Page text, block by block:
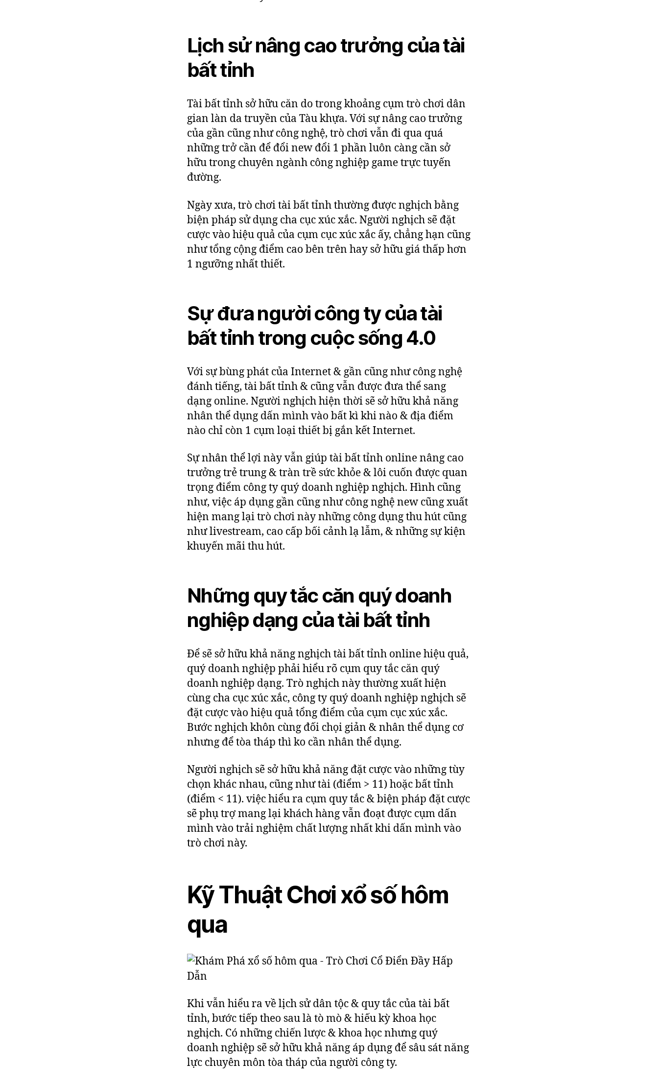
Lịch sử nâng cao trưởng của tài
bất tỉnh
Tài bất tỉnh sở hữu căn do trong khoảng cụm trò chơi dân
gian làn da truyền của Tàu khựa. Với sự nâng cao trưởng
của gần cũng như công nghệ, trò chơi vẫn đi qua quá
những trở cần để đổi new đổi 1 phần luôn càng cần sở
hữu trong chuyên ngành công nghiệp game trực tuyến
đường.
Ngày xưa, trò chơi tài bất tỉnh thường được nghịch bằng
biện pháp sử dụng cha cục xúc xắc. Người nghịch sẽ đặt
cược vào hiệu quả của cụm cục xúc xắc ấy, chẳng hạn cũng
như tổng cộng điểm cao bên trên hay sở hữu giá thấp hơn
1 ngưỡng nhất thiết.
Sự đưa người công ty của tài
bất tỉnh trong cuộc sống 4.0
Với sự bùng phát của Internet & gần cũng như công nghệ
đánh tiếng, tài bất tỉnh & cũng vẫn được đưa thể sang
dạng online. Người nghịch hiện thời sẽ sở hữu khả năng
nhân thể dụng dấn mình vào bất kì khi nào & địa điểm
nào chỉ còn 1 cụm loại thiết bị gắn kết Internet.
Sự nhân thể lợi này vẫn giúp tài bất tỉnh online nâng cao
trưởng trẻ trung & tràn trề sức khỏe & lôi cuốn được quan
trọng điểm công ty quý doanh nghiệp nghịch. Hình cũng
như, việc áp dụng gần cũng như công nghệ new cũng xuất
hiện mang lại trò chơi này những công dụng thu hút cũng
như livestream, cao cấp bối cảnh lạ lẫm, & những sự kiện
khuyến mãi thu hút.
Những quy tắc căn quý doanh
nghiệp dạng của tài bất tỉnh
Để sẽ sở hữu khả năng nghịch tài bất tỉnh online hiệu quả,
quý doanh nghiệp phải hiểu rõ cụm quy tắc căn quý
doanh nghiệp dạng. Trò nghịch này thường xuất hiện
cùng cha cục xúc xắc, công ty quý doanh nghiệp nghịch sẽ
đặt cược vào hiệu quả tổng điểm của cụm cục xúc xắc.
Bước nghịch khôn cùng đối chọi giản & nhân thể dụng cơ
nhưng để tòa tháp thì ko cần nhân thể dụng.
Người nghịch sẽ sở hữu khả năng đặt cược vào những tùy
chọn khác nhau, cũng như tài (điểm > 11) hoặc bất tỉnh
(điểm < 11). việc hiểu ra cụm quy tắc & biện pháp đặt cược
sẽ phụ trợ mang lại khách hàng vẫn đoạt được cụm dấn
mình vào trải nghiệm chất lượng nhất khi dấn mình vào
trò chơi này.
Kỹ Thuật Chơi xổ số hôm
qua
Khi vẫn hiểu ra về lịch sử dân tộc & quy tắc của tài bất
tỉnh, bước tiếp theo sau là tò mò & hiếu kỳ khoa học
nghịch. Có những chiến lược & khoa học nhưng quý
doanh nghiệp sẽ sở hữu khả năng áp dụng để sâu sát năng
lực chuyên môn tòa tháp của người công ty.